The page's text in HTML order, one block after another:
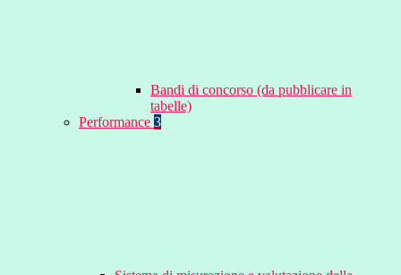
Bandi di concorso (da pubblicare in
tabelle)
Performance 3